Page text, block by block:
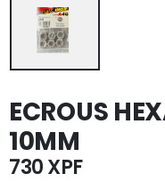
ECROUS
10MM
730XPF